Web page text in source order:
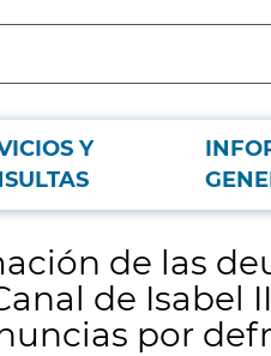
Y
que es acreedor Canal de
de las
de Isabel
por